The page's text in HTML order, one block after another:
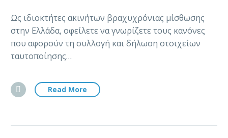
Ως ιδιοκτήτες ακινήτων βραχυχρόνιας μίσθωσης
στην Ελλάδα, οφείλετε να γνωρίζετε τους κανόνες
που αφορούν τη συλλογή και δήλωση στοιχείων
ταυτοποίησης…
Read More